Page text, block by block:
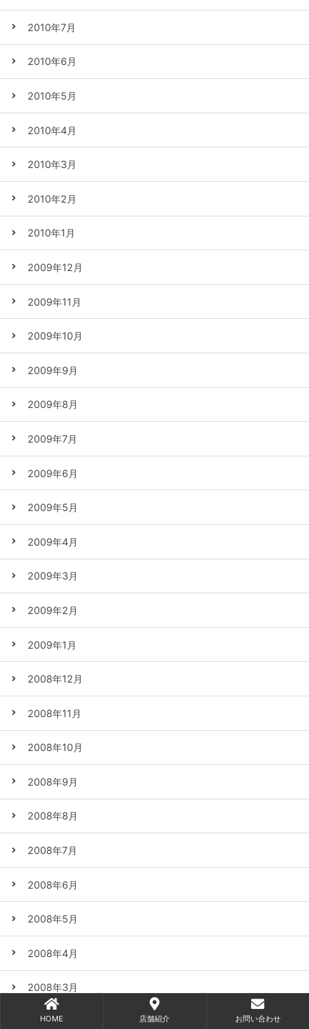
2010年7月
2010年6月
2010年5月
2010年4月
2010年3月
2010年2月
2010年1月
2009年12月
2009年11月
2009年10月
2009年9月
2009年8月
2009年7月
2009年6月
2009年5月
2009年4月
2009年3月
2009年2月
2009年1月
2008年12月
2008年11月
2008年10月
2008年9月
2008年8月
2008年7月
2008年6月
2008年5月
2008年4月
2008年3月
2008年2月
HOME 店舗紹介 お問い合わせ